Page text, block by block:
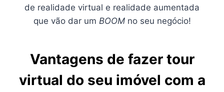
de realidade virtual e realidade aumentada
que vão dar um BOOMno seu negócio!
Vantagens de fazer tour
virtual do seu imóvel com a